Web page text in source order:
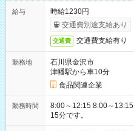
給与
時給1230円
交通費別途支給あり
交通費 交通費支給有り
勤務地
石川県金沢市
津幡駅から車10分
食品関連企業
勤務時間
8:00～12:15 8:00～13:15 ※表記のうち実働4時間15分から5時間
15分です。